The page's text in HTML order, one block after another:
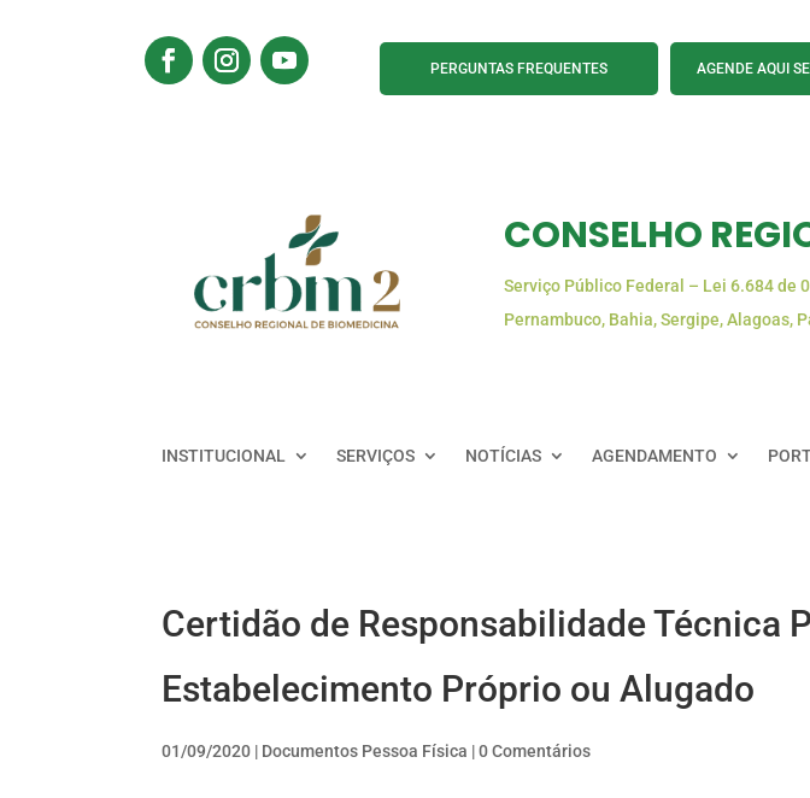
PERGUNTAS FREQUENTES AGENDE AQUI
CONSELHO
Serviço Público Federal – Lei 6.684 de
Pernambuco, Bahia, Sergipe, Alagoas,
INSTITUCIONAL SERVIÇOS NOTÍCIAS AGENDAMENTO
Certidão de Responsabilidade Técnica
Estabelecimento Próprio ou Alugado
01/09/2020 | Documentos Pessoa Física |0 Comentários